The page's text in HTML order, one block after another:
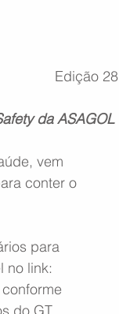
Edição 28
da ASAGOL
vem
conter o
para
no link:
do GT